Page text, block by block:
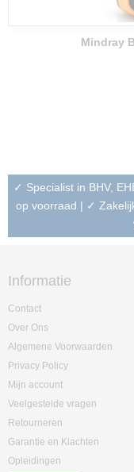
Mindray
✓ Specialist in BHV,
op voorraad | ✓
Informatie
Contact
Over Ons
Algemene Voorwaarden
Privacy Policy
Mijn account
Veelgestelde vragen
Retourneren
Garantie en Klachten
Opleidingen